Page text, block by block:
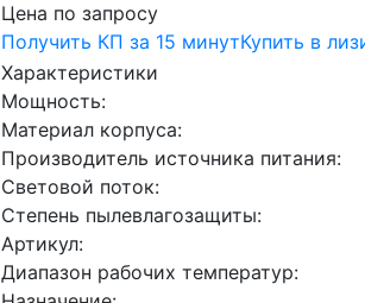
Характеристики
Мощность:
Материал корпуса:
Производитель источника питания:
Световой поток:
Степень пылевлагозащиты:
Артикул:
Диапазон рабочих температур:
Цена по запросу
Получить КП за 15 минутКупить в